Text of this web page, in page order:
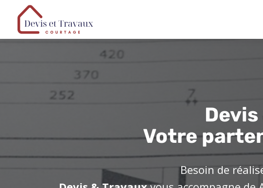
Votre
Besoin de